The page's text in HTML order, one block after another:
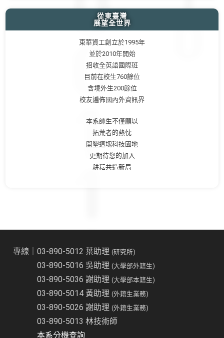
從東臺灣
展望全世界
東華資工創立於1995年
並於2010年開始
招收全英語國際班
目前在校生760餘位
含境外生200餘位
校友遍佈國內外資訊界
本系師生不僅願以
拓荒者的熱忱
開墾這塊科技園地
更期待您的加入
耕耘共造新局
專線｜03-890-5012 葉助理(研究所)
03-890-5016 吳助理(大學部外籍生)
03-890-5036 謝助理(大學部本籍生)
03-890-5014 黃助理(外籍生業務)
03-890-5026 謝助理(外籍生業務)
03-890-5013 林技術師
本系分機查詢